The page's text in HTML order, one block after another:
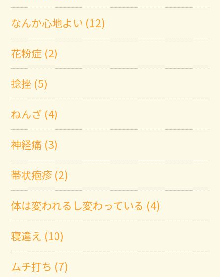
なんか心地よい (12)
花粉症 (2)
捻挫 (5)
ねんざ (4)
神経痛 (3)
帯状疱疹 (2)
体は変われるし変わっている (4)
寝違え (10)
ムチ打ち (7)